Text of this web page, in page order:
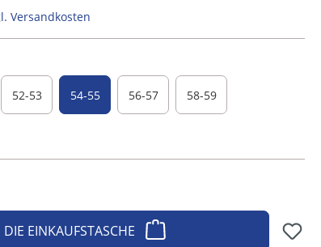
Versandkosten
52-53 54-55 56-57 58-59
DIE EINKAUFSTASCHE